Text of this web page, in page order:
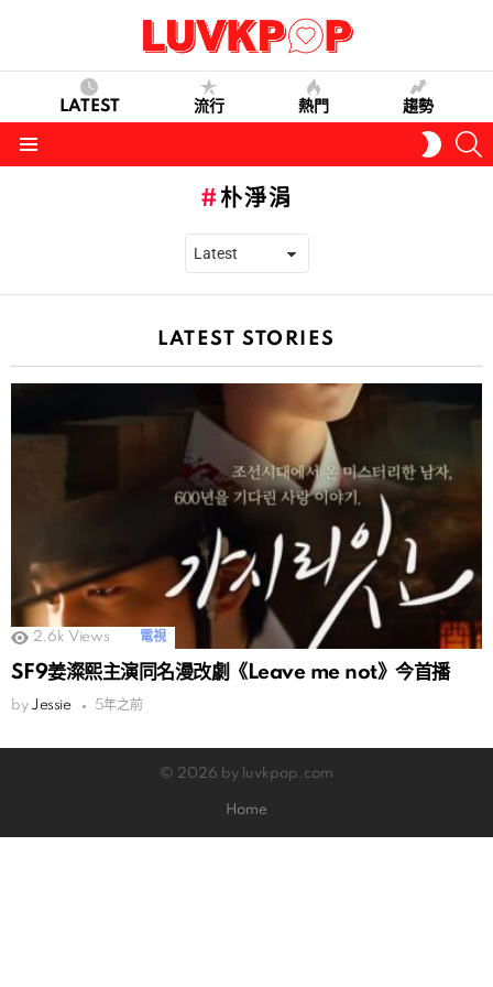
LATEST 流行 熱門 趨勢
SKIN
朴淨涓
LATEST STORIES
2.6k Views 電視
SF9姜澯熙主演同名漫改劇《Leave me not》今首播
by Jessie 5年之前
© 2026 by luvkpop.com
Home